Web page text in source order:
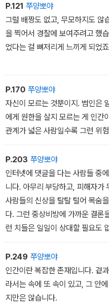
P.121 쭈양뽀야
그럴 배짱도 없고, 무모하지도 않
을 찍어서 경찰에 보여주려고 했
었다는 걸 뼈저리게 느끼게 되었
P.170 쭈양뽀야
자신이 모르는 것뿐이지. 범인은
에게 원한을 살지 모르는 게 인간
관계가 넓은 사람일수록 그런 위
P.203 쭈양뽀야
인터넷에 댓글을 다는 사람들 중
니다. 아무리 부당하고, 피해자가
사람들의 신상을 탈탈 털어 목숨
다. 그런 중상비방에 가까운 결론
런 치들은 일일이 상대할 필요도
P.249 쭈양뽀야
인간이란 복잡한 존재입니다. 겉
라서는 속에 또 속이 있고, 그 안
지만은 않습니다.